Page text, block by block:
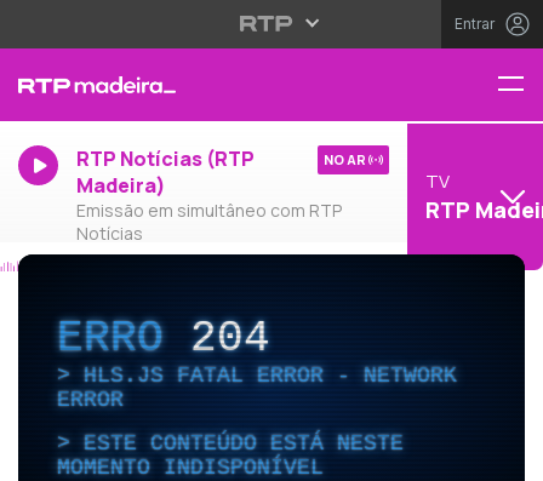
Entrar
RTP Notícias (RTP
Madeira)
Emissão em simultâneo com RTP
Notícias
NO AR
TV
RTP
ERRO204
HLS.JS FATAL ERROR - NETWORK
ERROR
ESTE CONTEÚDO ESTÁ NESTE
MOMENTO INDISPONÍVEL